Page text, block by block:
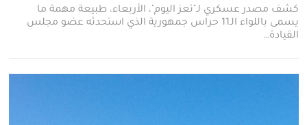
كشف مصدر عسكري لـ"تعز اليوم"، الأربعاء، طبيعة مهمة ما
يسمى باللواء الـ11 حراس جمهورية الذي استحدثه عضو مجلس
القيادة…